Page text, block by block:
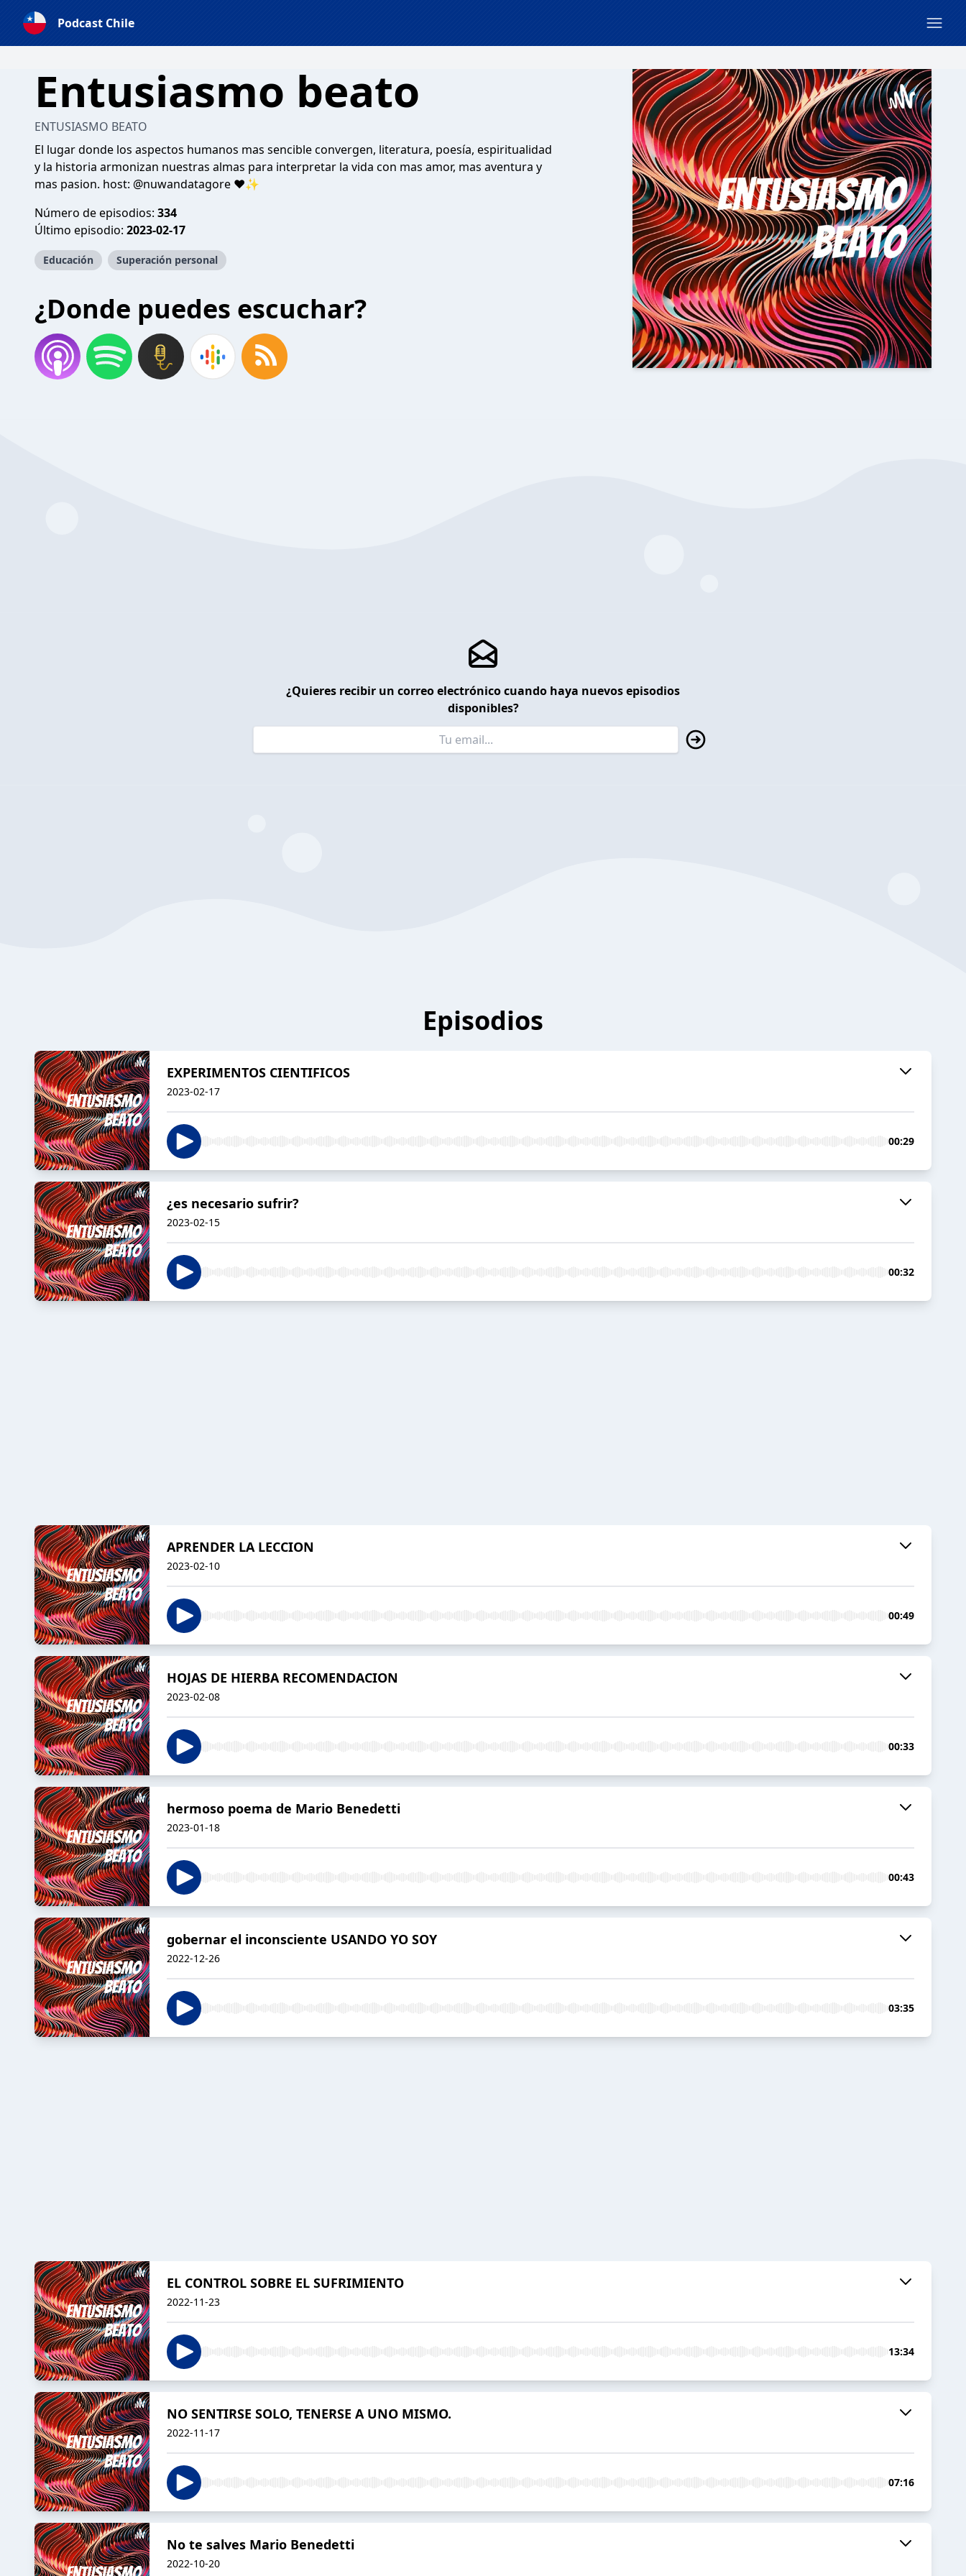
Podcast Chile
Entusiasmo beato
ENTUSIASMO BEATO
El lugar donde los aspectos humanos mas sencible convergen, literatura, poesía, espiritualidad
y la historia armonizan nuestras almas para interpretar la vida con mas amor, mas aventura y
mas pasion. host: @nuwandatagore ❤✨
Número de episodios: 334
Último episodio: 2023-02-17
Educación Superación personal
¿Donde puedes escuchar?
¿Quieres recibir un correo electrónico cuando haya nuevos episodios
disponibles?
Episodios
EXPERIMENTOS CIENTIFICOS
2023-02-17
00:29
¿es necesario sufrir?
2023-02-15
00:32
APRENDER LA LECCION
2023-02-10
00:49
HOJAS DE HIERBA RECOMENDACION
2023-02-08
00:33
hermoso poema de Mario Benedetti
2023-01-18
00:43
gobernar el inconsciente USANDO YO SOY
2022-12-26
03:35
EL CONTROL SOBRE EL SUFRIMIENTO
2022-11-23
13:34
NO SENTIRSE SOLO, TENERSE A UNO MISMO.
2022-11-17
07:16
No te salves Mario Benedetti
2022-10-20